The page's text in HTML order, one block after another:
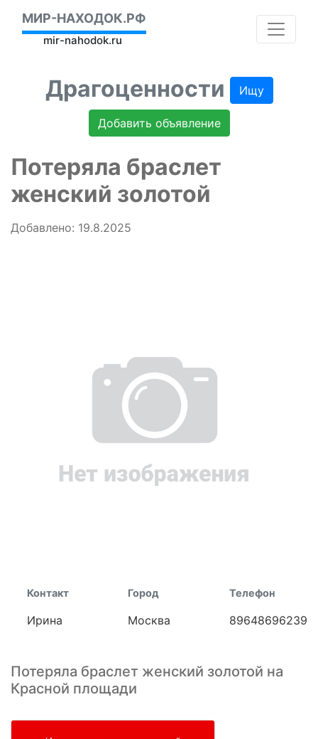
МИР-НАХОДОК.РФ
mir-nahodok.ru
Драгоценности Ищу
Добавить объявление
Потеряла браслет
женский золотой
Добавлено: 19.8.2025
Контакт
Ирина
Город
Москва
Телефон
89648696239
Потеряла браслет женский золотой на
Красной площади